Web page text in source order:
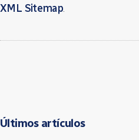
XML Sitemap.
Últimos artículos